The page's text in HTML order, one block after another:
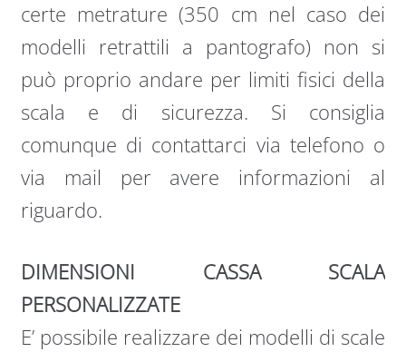
certe metrature (350 cm nel caso dei
modelli retrattili a pantografo) non si
può proprio andare per limiti fisici della
scala e di sicurezza. Si consiglia
comunque di contattarci via telefono o
via mail per avere informazioni al
riguardo.
DIMENSIONI CASSA SCALA
PERSONALIZZATE
E’ possibile realizzare dei modelli di scale